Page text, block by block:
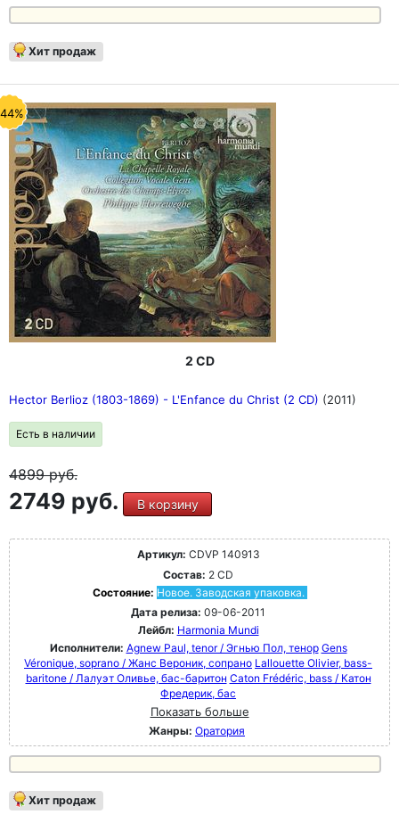
Хит продаж
2 CD
Hector Berlioz (1803-1869) - L'Enfance du Christ (2 CD) (2011)
Есть в наличии
4899руб.
2749 руб. В корзину
Артикул: CDVP 140913
Состав: 2 CD
Состояние: Новое. Заводская упаковка.
Дата релиза: 09-06-2011
Лейбл: Harmonia Mundi
Исполнители: Agnew Paul, tenor / Эгнью Пол, тенор Gens
Véronique, soprano / Жанс Вероник, сопрано Lallouette Olivier, bass-
baritone / Лалуэт Оливье, бас-баритон Caton Frédéric, bass / Катон
Фредерик, бас
Показать больше
Жанры: Оратория
Хит продаж